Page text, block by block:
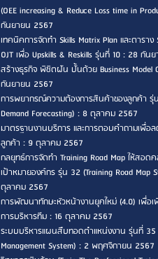
(OEE increasing & Reduce Loss time in
กันยายน 2567
เทคนิคการจัดทำ Skills Matrix Plan และตาราง
OJT เพื่อ Upskills & Reskills รุ่นที่ 10 : 28 กัน
สร้างธุรกิจ พิชิตฝัน ปั้นด้วย Business Model
กันยายน 2567
การพยากรณ์ความต้องการสินค้าของลูกค้า รุ่
Demand Forecasting) : 8 ตุลาคม 2567
มาตรฐานงานบริการ และการตอบคำถามเพื่อ
ลูกค้า : 9 ตุลาคม 2567
กลยุทธ์การจัดทำ Training Road Map ให้สอด
เป้าหมายองค์กร รุ่น 32 (Training Road Map
ตุลาคม 2567
การพัฒนาทักษะหัวหน้างานยุคใหม่ (4.0) เพื่อ
การบริหารทีม : 16 ตุลาคม 2567
ระบบบริหารแผนสืบทอดตำแหน่งงาน รุ่นที่ 35
Management System) : 2 พฤศจิกายน 2567